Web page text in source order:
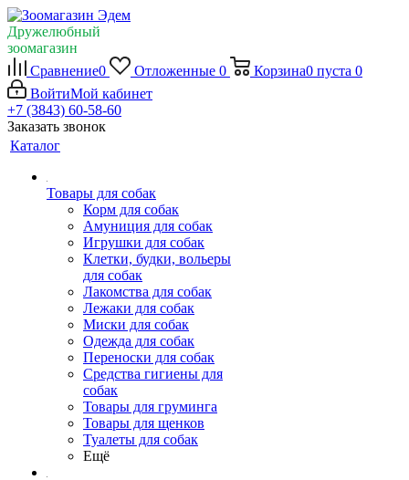
Дружелюбный
зоомагазин
Сравнение0 Отложенные 0 Корзина0 пуста 0
ВойтиМой кабинет
+7 (3843) 60-58-60
Заказать звонок
Каталог
Товары для собак
Корм для собак
Амуниция для собак
Игрушки для собак
Клетки, будки, вольеры
для собак
Лакомства для собак
Лежаки для собак
Миски для собак
Одежда для собак
Переноски для собак
Средства гигиены для
собак
Товары для груминга
Товары для щенков
Туалеты для собак
Ещё